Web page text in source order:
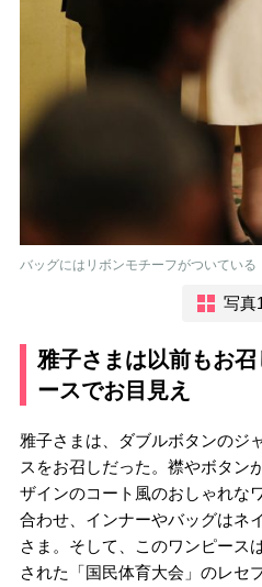
バッグにはリボンモチーフがついている
写真
雅子さまは以前もお
ースでお目見え
雅子さまは、ダブルボタンのジ
スをお召しだった。襟やボタン
ザインのコート風のおしゃれな
合わせ、インナーやバッグはネ
さま。そして、このワンピース
された「国民体育大会」のレセ